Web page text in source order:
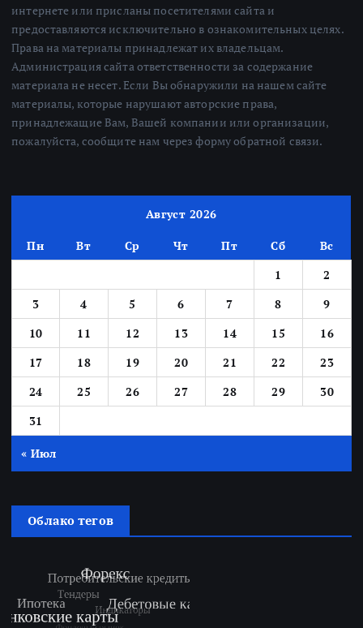
интернете или присланы посетителями сайта и
предоставляются исключительно в ознакомительных целях.
Права на материалы принадлежат их владельцам.
Администрация сайта ответственности за содержание
материала не несет. Если Вы обнаружили на нашем сайте
материалы, которые нарушают авторские права,
принадлежащие Вам, Вашей компании или организации,
пожалуйста, сообщите нам через форму обратной связи.
Август 2026
Пн Вт Ср Чт Пт Сб
Вс
1
2
3
4 5 6 7 8
9
10
11 12 13 14 15
16
17
18 19 20 21 22
23
24
25 26 27 28 29
30
31
« Июл
Облако тегов